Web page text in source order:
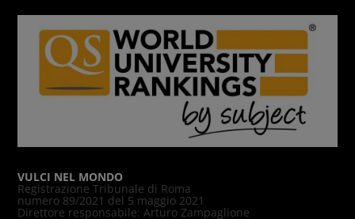
VULCI NEL MONDO
Registrazione Tribunale di Roma
numero 89/2021 del 5 maggio 2021
Direttore responsabile: Arturo Zampaglione